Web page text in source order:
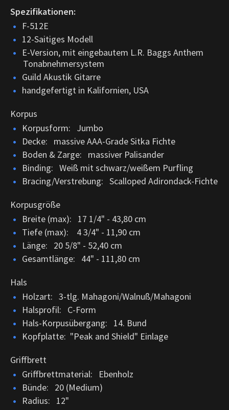
Spezifikationen:
F-512E
12-Saitiges Modell
E-Version, mit eingebautem L.R. Baggs Anthem
Tonabnehmersystem
Guild Akustik Gitarre
handgefertigt in Kalifornien, USA
Korpus
Korpusform: Jumbo
Decke: massive AAA-Grade Sitka Fichte
Boden & Zarge: massiver Palisander
Binding: Weiß mit schwarz/weißem Purfling
Bracing/Verstrebung: Scalloped Adirondack-Fichte
Korpusgröße
Breite (max): 17 1/4" - 43,80 cm
Tiefe (max): 4 3/4" - 11,90 cm
Länge: 20 5/8" - 52,40 cm
Gesamtlänge: 44" - 111,80 cm
Hals
Holzart: 3-tlg. Mahagoni/Walnuß/Mahagoni
Halsprofil: C-Form
Hals-Korpusübergang: 14. Bund
Kopfplatte: "Peak and Shield" Einlage
Griffbrett
Griffbrettmaterial: Ebenholz
Bünde: 20 (Medium)
Radius: 12"